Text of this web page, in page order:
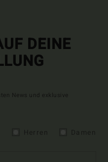
DEINE
News und exklusive